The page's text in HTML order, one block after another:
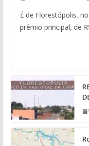
É de Florestópolis,
prêmio principal, de